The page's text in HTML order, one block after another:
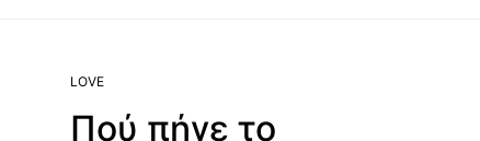
LOVE
Πού πήγε το